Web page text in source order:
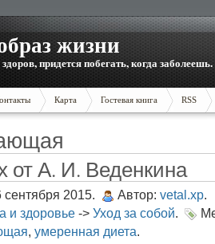
жизни
придется побегать, когда заболеешь.
Карта Гостевая книга RSS
от А. И. Веденкина
2015. Автор: vetal.xp.
и здоровье -> Уход за собой.
, умеренная диета.